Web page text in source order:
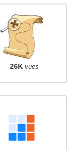
26K vues